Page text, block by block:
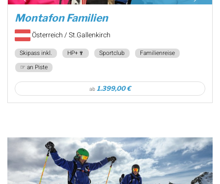
Montafon Familien
Österreich / St.Gallenkirch
Skipass inkl. HP+🍷 Sportclub
Familienreise
☞ an Piste
ab 1.399,00 €